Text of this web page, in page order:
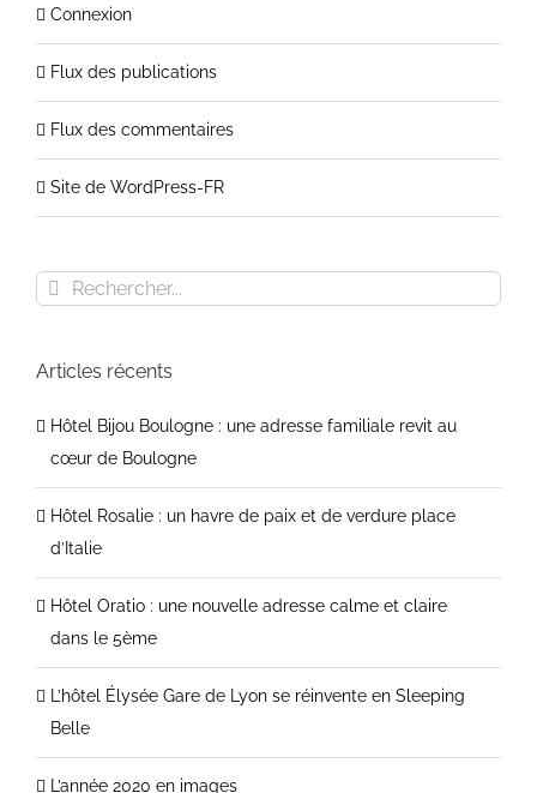
Connexion
Flux des publications
Flux des commentaires
Site de WordPress-FR
Rechercher
Articles récents
Hôtel Bijou Boulogne : une adresse familiale revit au
cœur de Boulogne
Hôtel Rosalie : un havre de paix et de verdure place
d’Italie
Hôtel Oratio : une nouvelle adresse calme et claire
dans le 5ème
L’hôtel Élysée Gare de Lyon se réinvente en Sleeping
Belle
L’année 2020 en images